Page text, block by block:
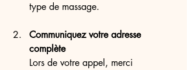
type de massage.
Communiquez votre adresse
complète
Lors de votre appel, merci